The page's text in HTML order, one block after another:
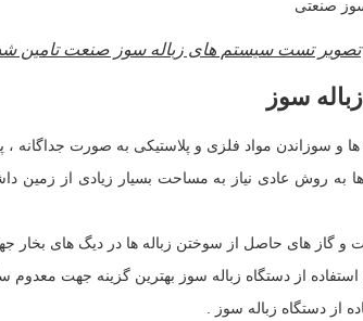
تصویر تست سیستم های زباله سوز صنعت تامین
سوز
ها و سوزاندن مواد فلزی و پلاستیکی به صورت جداگانه ،
به روش عادی نیاز به مساحت بسیار زیادی از زمین
و گاز های حاصل از سوختن زباله ها در دیگ های بخار
استفاده از دستگاه زباله سوز بهترین گزینه جهت
از دستگاه زباله سوز .